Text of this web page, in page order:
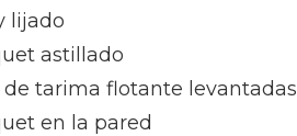
lijado
astillado
tarima flotante levantadas
en la pared